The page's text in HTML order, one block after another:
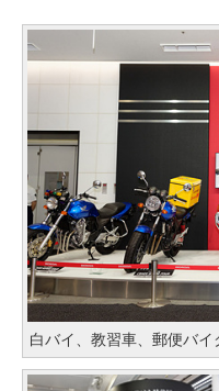
白バイ、教習車、郵便バ